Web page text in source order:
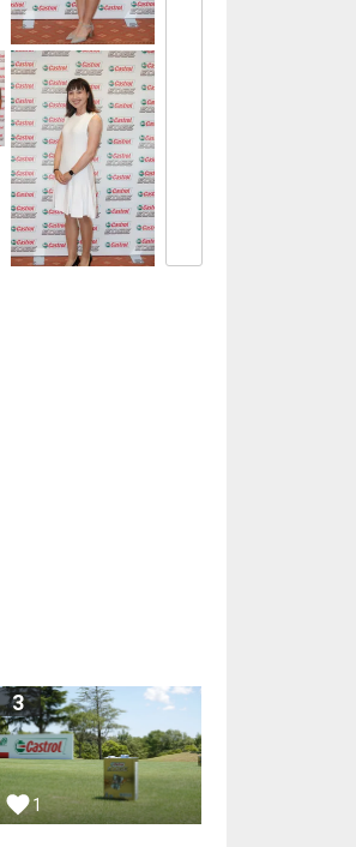
3
1